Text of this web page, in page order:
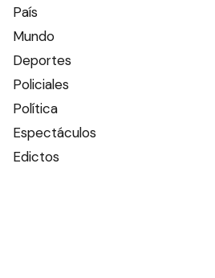
País
Mundo
Deportes
Policiales
Política
Espectáculos
Edictos